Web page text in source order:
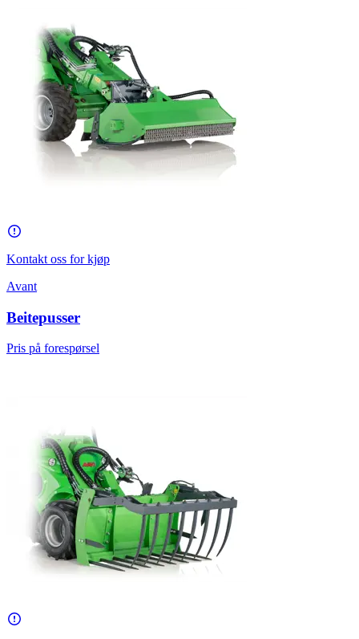
Kontakt oss for kjøp
Avant
Beitepusser
Pris på forespørsel